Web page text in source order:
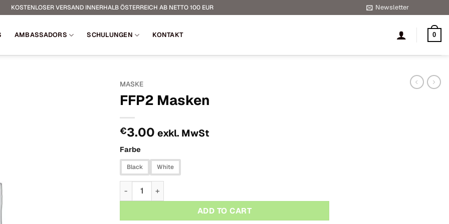
KOSTENLOSER VERSAND INNERHALB ÖSTERREICH AB NETTO 100 EUR Newsletter
AMBASSADORS SCHULUNGEN KONTAKT 0
MASKE
FFP2 Masken
€3.00 exkl. MwSt
Farbe
Black White
FFP2 Masken Menge
ADD TO CART